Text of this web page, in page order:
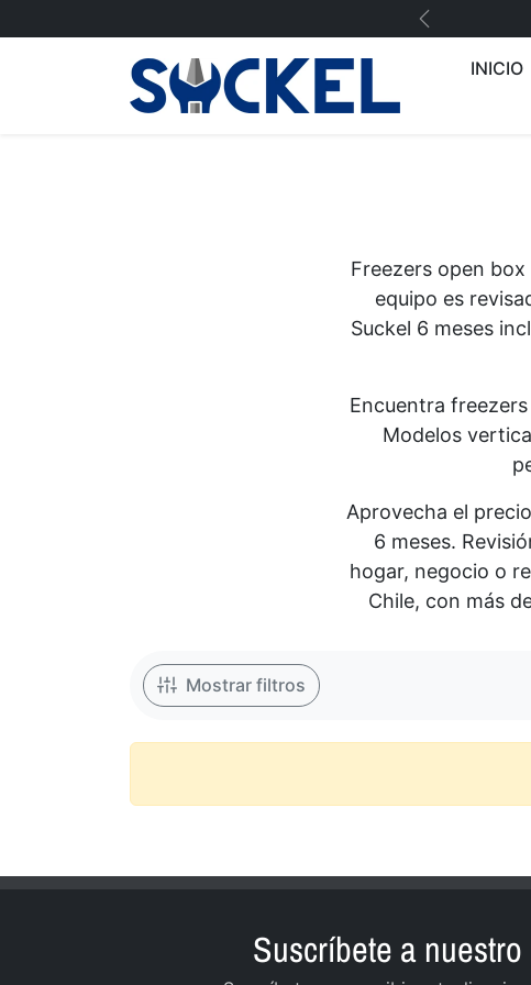
Previo
INICIO
Freezers open
equipo es
Suckel 6 meses
Encuentra
Modelos
Aprovecha el
6 meses.
hogar, negocio o
Chile, con más
Mostrar filtros
Ordenado por:
Suscríbete a